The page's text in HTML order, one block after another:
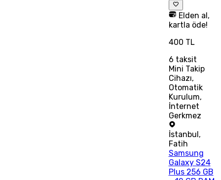
Elden al,
kartla öde!
400 TL
6 taksit
Mini Takip
Cihazı,
Otomatik
Kurulum,
İnternet
Gerkmez
İstanbul ,
Fatih
Samsung
Galaxy S24
Plus 256 GB